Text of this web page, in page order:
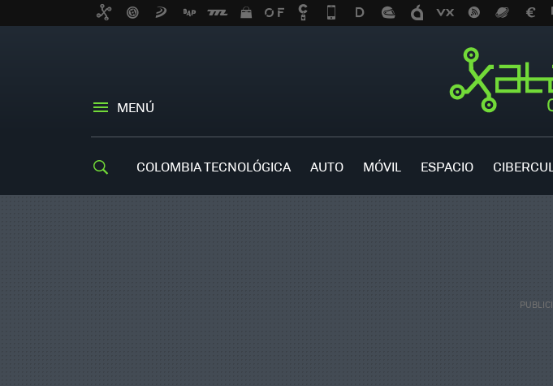
MENÚ
COLOMBIA TECNOLÓGICA AUTO MÓVIL ESPACIO